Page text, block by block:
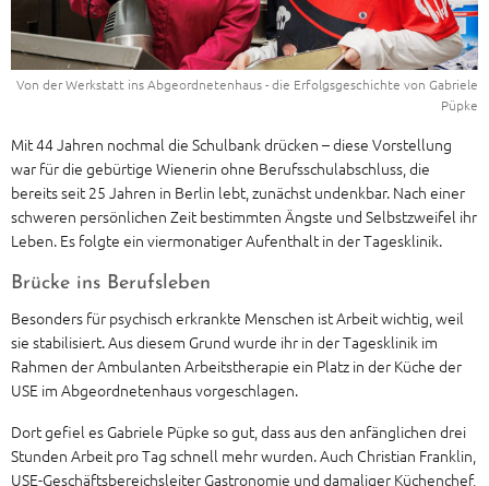
Von der Werkstatt ins Abgeordnetenhaus - die Erfolgsgeschichte von Gabriele
Püpke
Mit 44 Jahren nochmal die Schulbank drücken – diese Vorstellung
war für die gebürtige Wienerin ohne Berufsschulabschluss, die
bereits seit 25 Jahren in Berlin lebt, zunächst undenkbar. Nach einer
schweren persönlichen Zeit bestimmten Ängste und Selbstzweifel ihr
Leben. Es folgte ein viermonatiger Aufenthalt in der Tagesklinik.
Brücke ins Berufsleben
Besonders für psychisch erkrankte Menschen ist Arbeit wichtig, weil
sie stabilisiert. Aus diesem Grund wurde ihr in der Tagesklinik im
Rahmen der Ambulanten Arbeitstherapie ein Platz in der Küche der
USE im Abgeordnetenhaus vorgeschlagen.
Dort gefiel es Gabriele Püpke so gut, dass aus den anfänglichen drei
Stunden Arbeit pro Tag schnell mehr wurden. Auch Christian Franklin,
USE-Geschäftsbereichsleiter Gastronomie und damaliger Küchenchef,